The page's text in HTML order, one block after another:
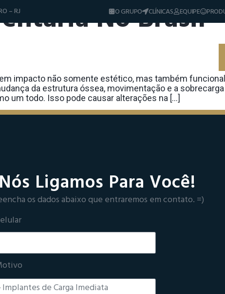
– RJ O GRUPO CLÍNICAS EQUIPE
No Brasil
impacto não somente estético, mas também
da estrutura óssea, movimentação e a
um todo. Isso pode causar alterações na […]
Nós Ligamos Para Você!
os dados abaixo que entraremos em contato. =)